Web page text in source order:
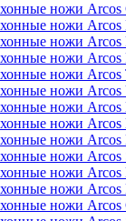
ножи Arcos
ножи Arcos
ножи Arcos
ножи Arcos
ножи Arcos
ножи Arcos
ножи Arcos
ножи Arcos
ножи Arcos
ножи Arcos
ножи Arcos
ножи Arcos
ножи Arcos